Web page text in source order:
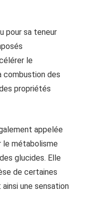
pour sa teneur
le
combustion des
propriétés
appelée
le métabolisme
glucides. Elle
de certaines
une sensation